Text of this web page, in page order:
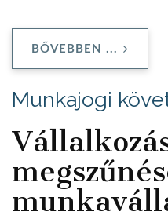
BŐVEBBEN ...
Munkajogi